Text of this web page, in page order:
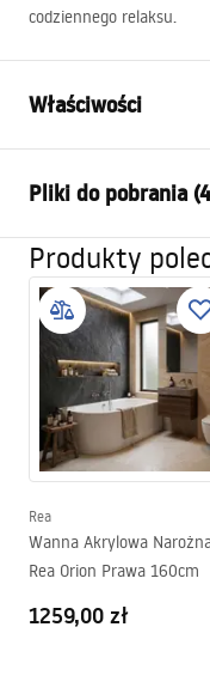
codziennego relaksu.
Właściwości
Kolor:
Materiał:
Długość:
Szerokość (mm):
Wysokość (mm):
Strona montażu:
Korek i syfon w zestawie:
Gwarancja
Pliki do pobrania
Informacje o
Warunki
Instrukcja
Orion_160_170.pdf
Produkty
Rea
Wanna Akrylowa
Rea Orion Prawa 160cm
1259,00 zł